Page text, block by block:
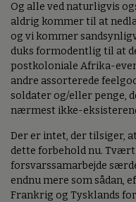
Og alle ved naturligvis
aldrig kommer til at
og vi kommer
duks formodentlig til at
postkoloniale Afrika-
andre assorterede
soldater og/eller penge,
nærmest ikke-
Der er intet, der tilsiger,
dette forbehold nu.
forsvarssamarbejde
endnu mere som sådan,
Frankrig og Tysklands